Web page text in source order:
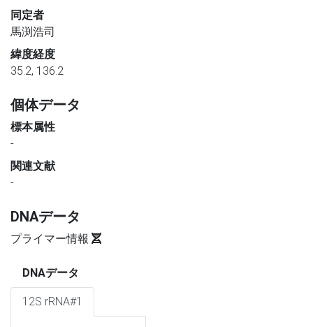
同定者
馬渕浩司
緯度経度
35.2, 136.2
個体データ
標本属性
-
関連文献
-
DNAデータ
プライマー情報
DNAデータ
12S rRNA#1